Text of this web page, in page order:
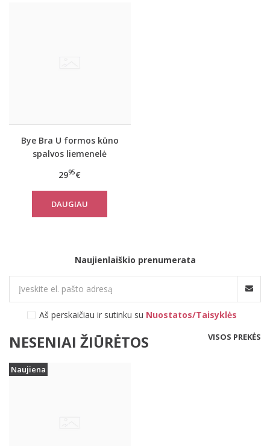
Bye Bra U formos kūno
spalvos liemenelė
2995€
DAUGIAU
Naujienlaiškio prenumerata
Aš perskaičiau ir sutinku su Nuostatos/Taisyklės
NESENIAI ŽIŪRĖTOS VISOS PREKĖS
Naujiena